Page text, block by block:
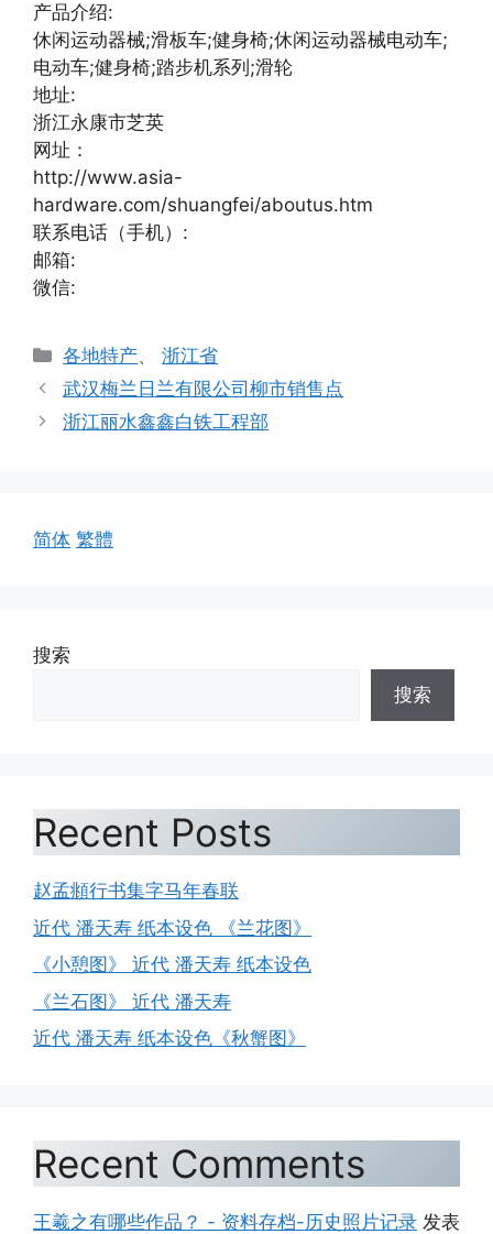
产品介绍:
休闲运动器械;滑板车;健身椅;休闲运动器械电动车;
电动车;健身椅;踏步机系列;滑轮
地址:
浙江永康市芝英
网址：
http://www.asia-
hardware.com/shuangfei/aboutus.htm
联系电话（手机）:
邮箱:
微信:
分
类
各地特产、浙江省
武汉梅兰日兰有限公司柳市销售点
浙江丽水鑫鑫白铁工程部
简体 繁體
搜索
搜索
Recent Posts
赵孟頫行书集字马年春联
近代 潘天寿 纸本设色 《兰花图》
《小憩图》 近代 潘天寿 纸本设色
《兰石图》 近代 潘天寿
近代 潘天寿 纸本设色《秋蟹图》
Recent Comments
王羲之有哪些作品？ - 资料存档-历史照片记录 发表